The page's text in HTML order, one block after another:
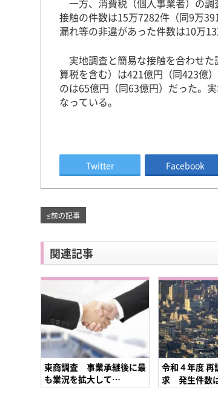
一方、消費税（個人事業者）の
接触の件数は15万7282件（同9万
漏れ等の非違があった件数は10万
実地調査と簡易な接触を合わせ
算税を含む）は421億円（同423億
のは65億円（同63億円）だった。
なっている。
Twitter Facebook
≤前の記事
関連記事
東商調査 事業承継後に最
も業況を拡大して…
令和４年度 再
求 発生件数